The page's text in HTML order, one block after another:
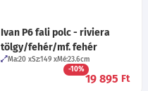
Ivan P6 fali polc - riviera
tölgy/fehér/mf. fehér
Ma:20 Sz:149 Mé:23.6cm
-10%
19 895 Ft